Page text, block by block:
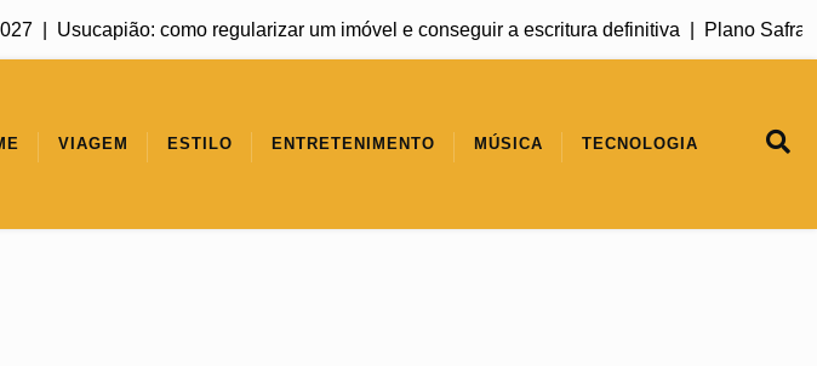
|Usucapião: como regularizar um imóvel e conseguir a escritura definitiva |Plano Safra
VIAGEM ESTILO ENTRETENIMENTO MÚSICA TECNOLOGIA